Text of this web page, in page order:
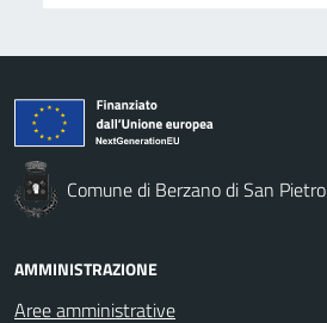
Comune di Berzano di San Pietro
AMMINISTRAZIONE
Aree amministrative